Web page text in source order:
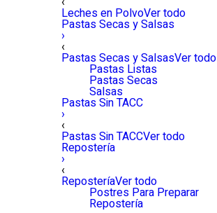
Leches en PolvoVer todo
Pastas Secas y Salsas
›
‹
Pastas Secas y SalsasVer todo
Pastas Listas
Pastas Secas
Salsas
Pastas Sin TACC
›
‹
Pastas Sin TACCVer todo
Repostería
›
‹
ReposteríaVer todo
Postres Para Preparar
Repostería